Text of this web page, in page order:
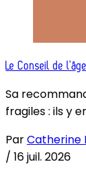
Le Conseil de
Sa
fragiles : ils y
ParCatherine
/ 16 juil. 2026